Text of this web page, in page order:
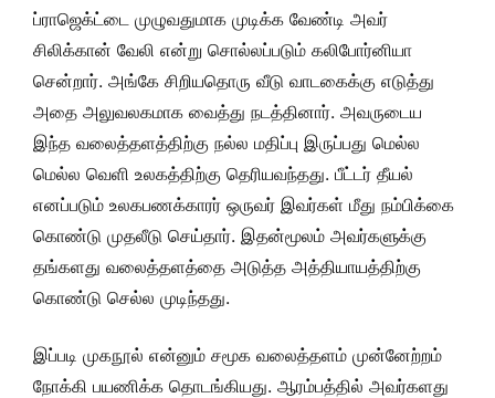
ப்ராஜெக்ட்டை முழுவதுமாக முடிக்க வேண்டி அவர்
சிலிக்கான் வேலி என்று சொல்லப்படும் கலிபோர்னியா
சென்றார். அங்கே சிறியதொரு வீடு வாடகைக்கு எடுத்து
அதை அலுவலகமாக வைத்து நடத்தினார். அவருடைய
இந்த வலைத்தளத்திற்கு நல்ல மதிப்பு இருப்பது மெல்ல
மெல்ல வெளி உலகத்திற்கு தெரியவந்தது. பீட்டர் தீயல்
எனப்படும் உலகபணக்காரர் ஒருவர் இவர்கள் மீது நம்பிக்கை
கொண்டு முதலீடு செய்தார். இதன்மூலம் அவர்களுக்கு
தங்களது வலைத்தளத்தை அடுத்த அத்தியாயத்திற்கு
கொண்டு செல்ல முடிந்தது.
இப்படி முகநூல் என்னும் சமூக வலைத்தளம் முன்னேற்றம்
நோக்கி பயணிக்க தொடங்கியது. ஆரம்பத்தில் அவர்களது